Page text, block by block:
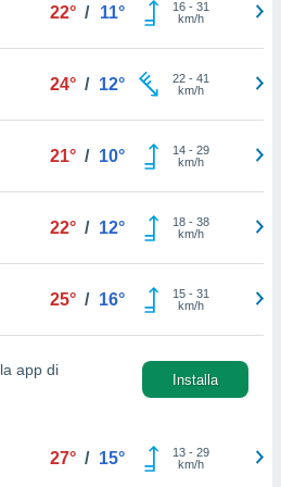
22° / 11° 16- 31
km/h
24° / 12° 22- 41
km/h
21° / 10° 14- 29
km/h
22° / 12° 18- 38
km/h
25° / 16° 15- 31
km/h
la app di
Installa
27° / 15° 13- 29
km/h